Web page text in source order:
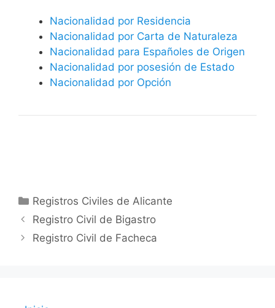
Nacionalidad por Residencia
Nacionalidad por Carta de Naturaleza
Nacionalidad para Españoles de Origen
Nacionalidad por posesión de Estado
Nacionalidad por Opción
Categorías
Registros Civiles de Alicante
Registro Civil de Bigastro
Registro Civil de Facheca